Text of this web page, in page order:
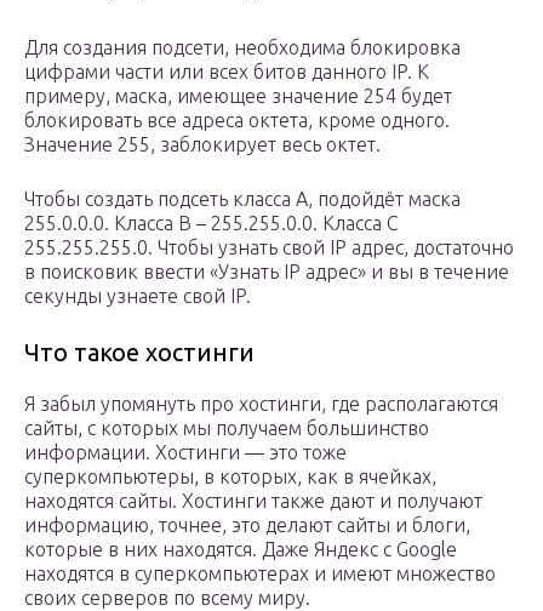
Для создания подсети, необходима блокировка
цифрами части или всех битов данного IP. К
примеру, маска, имеющее значение 254 будет
блокировать все адреса октета, кроме одного.
Значение 255, заблокирует весь октет.
Чтобы создать подсеть класса А, подойдёт маска
255.0.0.0. Класса В – 255.255.0.0. Класса С
255.255.255.0. Чтобы узнать свой IP адрес, достаточно
в поисковик ввести «Узнать IP адрес» и вы в течение
секунды узнаете свой IP.
Что такое хостинги
Я забыл упомянуть про хостинги, где располагаются
сайты, с которых мы получаем большинство
информации. Хостинги — это тоже
суперкомпьютеры, в которых, как в ячейках,
находятся сайты. Хостинги также дают и получают
информацию, точнее, это делают сайты и блоги,
которые в них находятся. Даже Яндекс с Google
находятся в суперкомпьютерах и имеют множество
своих серверов по всему миру.